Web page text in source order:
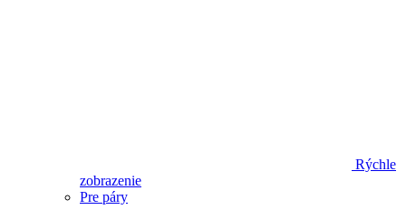
Rýchle
zobrazenie
Pre páry